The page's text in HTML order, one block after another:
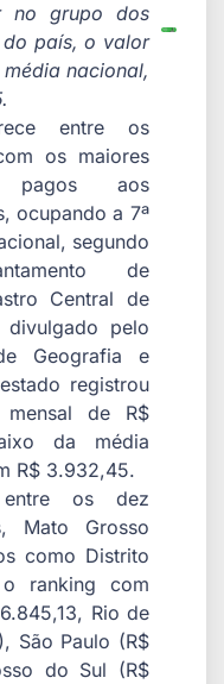
no grupo dos
país, o valor
nacional,
entre os
os maiores
pagos aos
ocupando a 7ª
segundo
de
Central de
divulgado pelo
Geografia e
registrou
mensal de R$
da média
R$ 3.932,45.
os dez
Mato Grosso
como Distrito
ranking com
Rio de
São Paulo (R$
do Sul (R$